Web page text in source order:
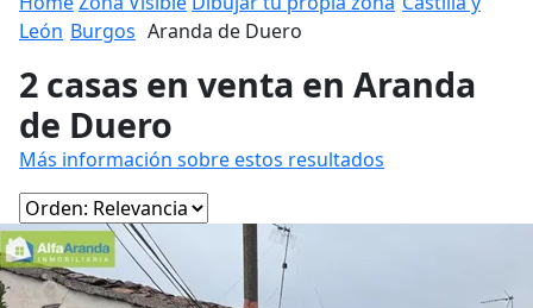
León Burgos Aranda de Duero
2 casas en venta en Aranda
de Duero
Más información sobre estos resultados